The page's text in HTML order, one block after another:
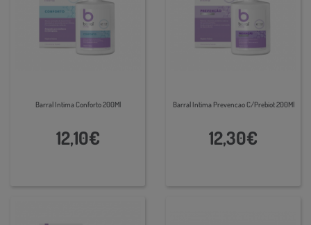
Barral Intima Conforto 200Ml
12,10€
Barral Intima Prevencao C/Prebiot 200Ml
12,30€